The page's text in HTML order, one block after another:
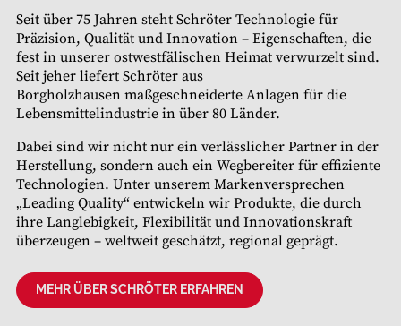
Seit über 75 Jahren steht Schröter Technologie für
Präzision, Qualität und Innovation – Eigenschaften, die
fest in unserer ostwestfälischen Heimat verwurzelt sind.
Seit jeher liefert Schröter aus
Borgholzhausen maßgeschneiderte Anlagen für die
Lebensmittelindustrie in über 80 Länder.
Dabei sind wir nicht nur ein verlässlicher Partner in der
Herstellung, sondern auch ein Wegbereiter für effiziente
Technologien. Unter unserem Markenversprechen
„Leading Quality“ entwickeln wir Produkte, die durch
ihre Langlebigkeit, Flexibilität und Innovationskraft
überzeugen – weltweit geschätzt, regional geprägt.
MEHR ÜBER SCHRÖTER ERFAHREN